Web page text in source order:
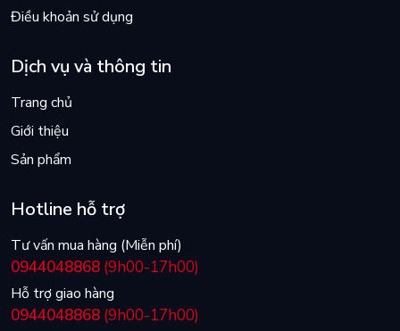
Điều khoản sử dụng
Dịch vụ và thông tin
Trang chủ
Giới thiệu
Sản phẩm
Hotline hỗ trợ
Tư vấn mua hàng (Miễn phí)
0944048868 (9h00-17h00)
Hỗ trợ giao hàng
0944048868 (9h00-17h00)